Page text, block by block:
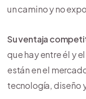
un camino y no
Su ventaja
que hay entre él y
están en el
tecnología, diseño